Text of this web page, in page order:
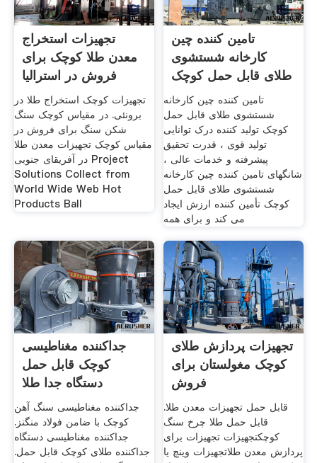
تجهیزات استخراج
معدن طلا کوچک برای
فروش در استرالیا
تجهیزات کوچک استخراج طلا در
برونئی. در مقیاس کوچک سنگ
شکن سنگ برای فروش در
مقیاس کوچک تجهیزات معدن طلا
در آفریقای جنوبی Project
Solutions Collect from
World Wide Web Hot
Products Ball
تامین کننده چین
کارخانه شستشوی
طلای قابل حمل کوچک
تامین کننده چین کارخانه
شستشوی طلای قابل حمل
کوچک تولید کننده درک توانایی
تولید قوی ، قدرت تحقیق
پیشرفته و خدمات عالی ،
شانگهای تامین کننده چین کارخانه
شستشوی طلای قابل حمل
کوچک تأمین کننده ارزش ایجاد
می کند و برای همه
جداکننده مغناطیسی
کوچک قابل حمل
دستگاه جدا طلا
جداکننده مغناطیسی سنگ آهن
کوچک با ضامن فولاد منگنز.
جداکننده مغناطیسی دستگاه
جداکننده طلای کوچک قابل حمل.
تجهیزات پردازش طلای
کوچک مغولستان برای
فروش
قابل حمل تجهیزات معدن طلا.
قابل حمل طلا چرخ سنگ
کوچکتجهیزات تجهیزات برای
پردازش معدن طلاتجهیزات وینچ یا